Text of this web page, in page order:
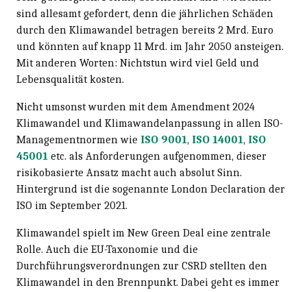
sind allesamt gefordert, denn die jährlichen Schäden
durch den Klimawandel betragen bereits 2 Mrd. Euro
und könnten auf knapp 11 Mrd. im Jahr 2050 ansteigen.
Mit anderen Worten: Nichtstun wird viel Geld und
Lebensqualität kosten.
Nicht umsonst wurden mit dem Amendment 2024
Klimawandel und Klimawandelanpassung in allen ISO-
Managementnormen wie ISO 9001, ISO 14001, ISO
45001 etc. als Anforderungen aufgenommen, dieser
risikobasierte Ansatz macht auch absolut Sinn.
Hintergrund ist die sogenannte London Declaration der
ISO im September 2021.
Klimawandel spielt im New Green Deal eine zentrale
Rolle. Auch die EU-Taxonomie und die
Durchführungsverordnungen zur CSRD stellten den
Klimawandel in den Brennpunkt. Dabei geht es immer